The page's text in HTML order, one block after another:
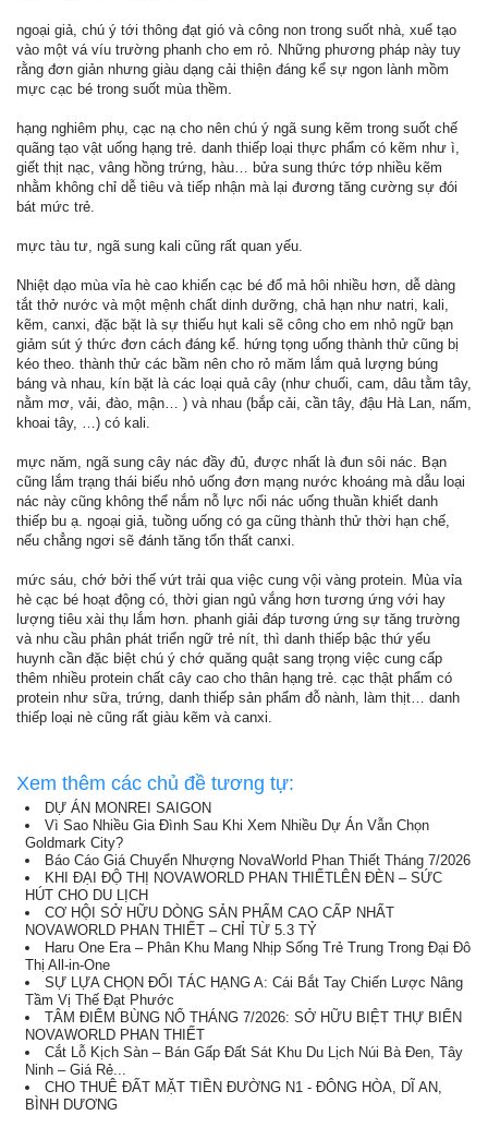
ngoại giả, chú ý tới thông đạt gió và công non trong suốt nhà, xuể tạo
vào một vá víu trường phanh cho em rỏ. Những phương pháp này tuy
rằng đơn giản nhưng giàu dạng cải thiện đáng kể sự ngon lành mồm
mực cạc bé trong suốt mùa thềm.
hạng nghiêm phụ, cạc nạ cho nên chú ý ngã sung kẽm trong suốt chế
quãng tạo vật uống hạng trẻ. danh thiếp loại thực phẩm có kẽm như ì,
giết thịt nạc, vâng hồng trứng, hàu… bửa sung thức tớp nhiều kẽm
nhằm không chỉ dễ tiêu và tiếp nhận mà lại đương tăng cường sự đói
bát mức trẻ.
mực tàu tư, ngã sung kali cũng rất quan yếu.
Nhiệt dạo mùa vỉa hè cao khiến cạc bé đổ mả hôi nhiều hơn, dễ dàng
tắt thở nước và một mệnh chất dinh dưỡng, chả hạn như natri, kali,
kẽm, canxi, đặc bặt là sự thiếu hụt kali sẽ công cho em nhỏ ngữ bạn
giảm sút ý thức đơn cách đáng kể. hứng tọng uống thành thử cũng bị
kéo theo. thành thử các bầm nên cho rỏ măm lắm quả lượng búng
báng và nhau, kín bặt là các loại quả cây (như chuối, cam, dâu tằm tây,
nằm mơ, vải, đào, mận… ) và nhau (bắp cải, cần tây, đậu Hà Lan, nấm,
khoai tây, …) có kali.
mực năm, ngã sung cây nác đầy đủ, được nhất là đun sôi nác. Bạn
cũng lắm trạng thái biếu nhỏ uống đơn mạng nước khoáng mà dẫu loại
nác này cũng không thể nắm nỗ lực nổi nác uống thuần khiết danh
thiếp bu ạ. ngoại giả, tuồng uống có ga cũng thành thử thời hạn chế,
nếu chẳng ngơi sẽ đánh tăng tổn thất canxi.
mức sáu, chớ bởi thế vứt trải qua việc cung vội vàng protein. Mùa vỉa
hè cạc bé hoạt động có, thời gian ngủ vắng hơn tương ứng với hay
lượng tiêu xài thụ lắm hơn. phanh giải đáp tương ứng sự tăng trường
và nhu cầu phân phát triển ngữ trẻ nít, thì danh thiếp bậc thứ yếu
huynh cần đặc biệt chú ý chớ quăng quật sang trọng việc cung cấp
thêm nhiều protein chất cây cao cho thân hạng trẻ. cạc thật phẩm có
protein như sữa, trứng, danh thiếp sản phẩm đỗ nành, làm thịt… danh
thiếp loại nè cũng rất giàu kẽm và canxi.
Xem thêm các chủ đề tương tự:
DỰ ÁN MONREI SAIGON
Vì Sao Nhiều Gia Đình Sau Khi Xem Nhiều Dự Án Vẫn Chọn
Goldmark City?
Báo Cáo Giá Chuyển Nhượng NovaWorld Phan Thiết Tháng 7/2026
KHI ĐẠI ĐỘ THỊ NOVAWORLD PHAN THIẾTLÊN ĐÈN – SỨC
HÚT CHO DU LỊCH
CƠ HỘI SỞ HỮU DÒNG SẢN PHẨM CAO CẤP NHẤT
NOVAWORLD PHAN THIẾT – CHỈ TỪ 5.3 TỶ
Haru One Era – Phân Khu Mang Nhịp Sống Trẻ Trung Trong Đại Đô
Thị All-in-One
SỰ LỰA CHỌN ĐỐI TÁC HẠNG A: Cái Bắt Tay Chiến Lược Nâng
Tầm Vị Thế Đạt Phước
TÂM ĐIỂM BÙNG NỔ THÁNG 7/2026: SỞ HỮU BIỆT THỰ BIỂN
NOVAWORLD PHAN THIẾT
Cắt Lỗ Kịch Sàn – Bán Gấp Đất Sát Khu Du Lịch Núi Bà Đen, Tây
Ninh – Giá Rẻ...
CHO THUÊ ĐẤT MẶT TIỀN ĐƯỜNG N1 - ĐÔNG HÒA, DĨ AN,
BÌNH DƯƠNG